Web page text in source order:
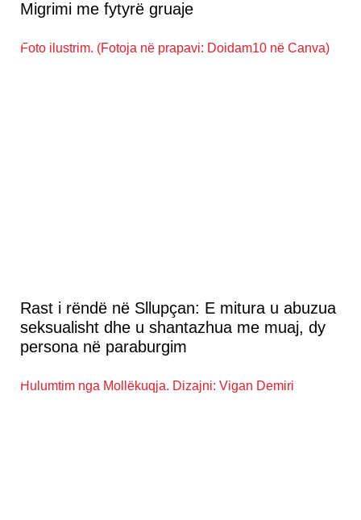
Migrimi me fytyrë gruaje
Rast i rëndë në Sllupçan: E mitura u abuzua
seksualisht dhe u shantazhua me muaj, dy
persona në paraburgim